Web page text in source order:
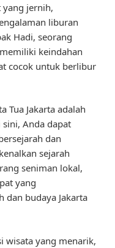
yang jernih,
liburan
Hadi, seorang
keindahan
cocok untuk berlibur
Tua Jakarta adalah
Anda dapat
dan
sejarah
seniman lokal,
yang
dan budaya Jakarta
wisata yang menarik,